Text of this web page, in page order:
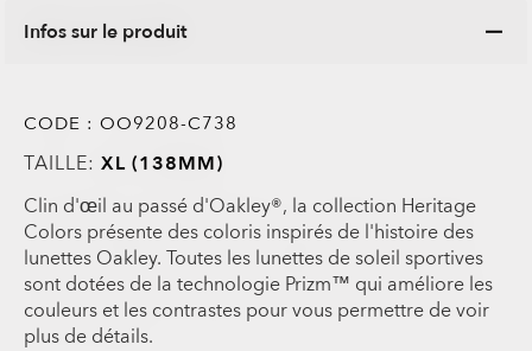
Infos sur le produit
CODE : OO9208-C738
TAILLE:XL (138MM)
Clin d'œil au passé d'Oakley®, la collection Heritage
Colors présente des coloris inspirés de l'histoire des
lunettes Oakley. Toutes les lunettes de soleil sportives
sont dotées de la technologie Prizm™ qui améliore les
couleurs et les contrastes pour vous permettre de voir
plus de détails.